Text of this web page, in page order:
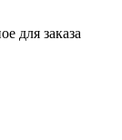
для заказа